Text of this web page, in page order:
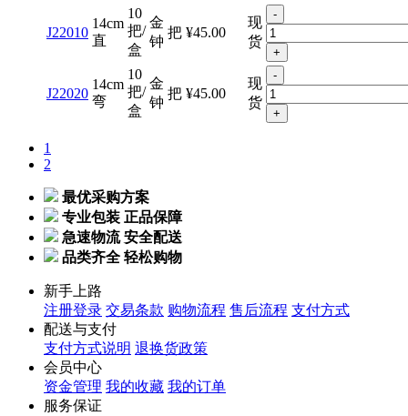
J22010
14cm
直
10
把/
盒
金
钟
把 ¥45.00
现
货
-
+
J22020
14cm
弯
10
把/
盒
金
钟
把 ¥45.00
现
货
-
+
1
2
最优采购方案
专业包装 正品保障
急速物流 安全配送
品类齐全 轻松购物
新手上路
注册登录 交易条款 购物流程 售后流程 支付方式
配送与支付
支付方式说明 退换货政策
会员中心
资金管理 我的收藏 我的订单
服务保证